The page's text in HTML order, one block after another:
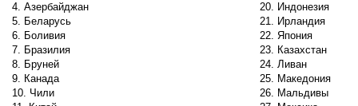
4. Азербайджан
5. Беларусь
6. Боливия
7. Бразилия
8. Бруней
9. Канада
10. Чили
20. Индонезия
21. Ирландия
22. Япония
23. Казахстан
24. Ливан
25. Македония
26. Мальдивы